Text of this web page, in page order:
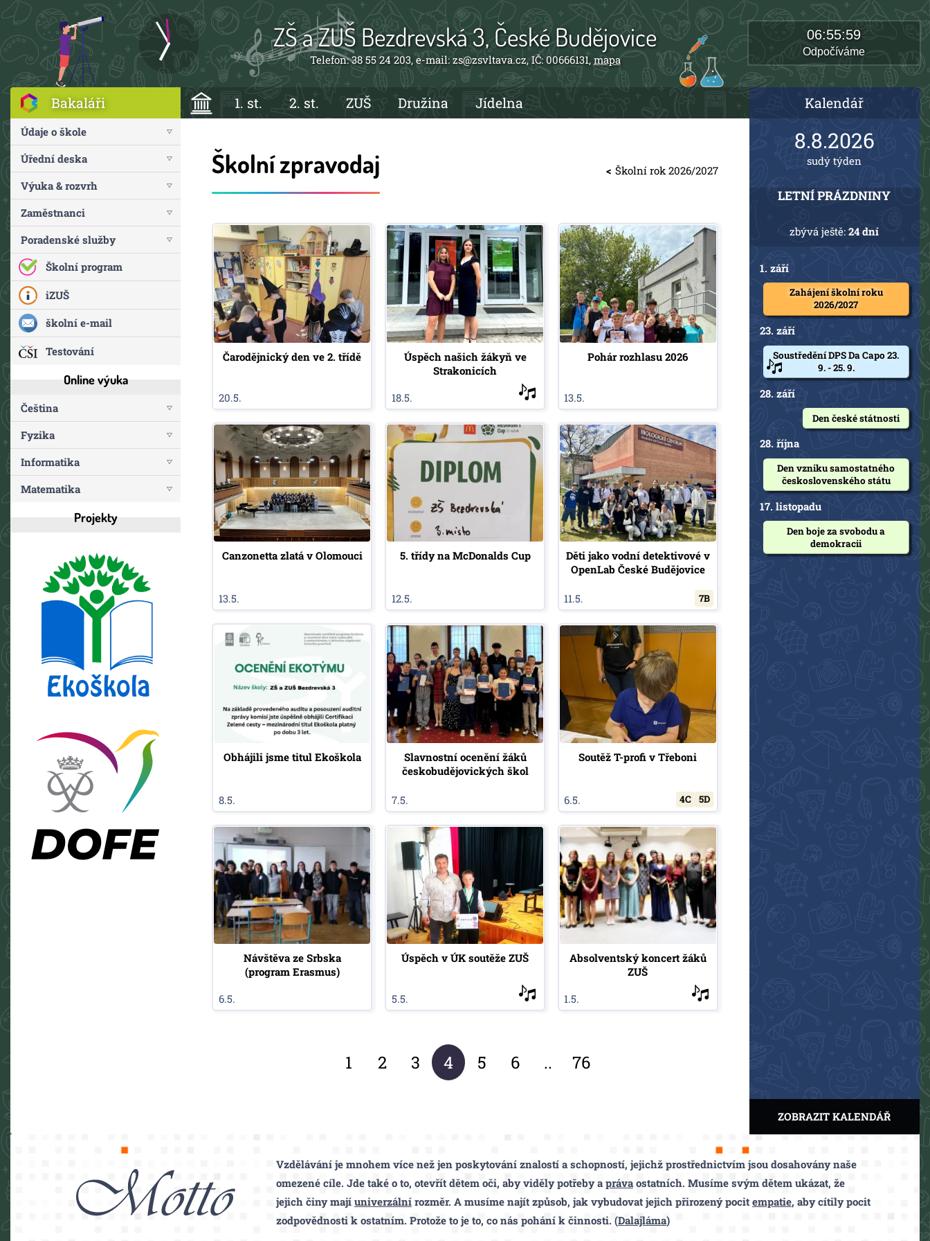
ZŠ a ZUŠ Bezdrevská 3, České Budějovice
Telefon: 38 55 24 203, e-mail: zs@zsvltava.cz, IČ: 00666131, mapa
06:56:00
Odpočíváme
Bakaláři 1. st. 2. st. ZUŠ Družina Jídelna Kalendář
Údaje o škole
Úřední deska
Výuka & rozvrh
Zaměstnanci
Poradenské služby
Školní program
iZUŠ
školní e-mail
Testování
Online výuka
Čeština
Fyzika
Informatika
Matematika
Projekty
Školní zpravodaj < Školní rok 2026/2027
Čarodějnický den ve 2. třídě
20.5.
Úspěch našich žákyň ve
Strakonicích
18.5.
Pohár rozhlasu 2026
13.5.
Canzonetta zlatá v Olomouci
13.5.
5. třídy na McDonalds Cup
12.5.
Děti jako vodní detektivové v
OpenLab České Budějovice
11.5. 7B
Obhájili jsme titul Ekoškola
8.5.
Slavnostní ocenění žáků
českobudějovických škol
7.5.
Soutěž T-profi v Třeboni
6.5. 4C 5D
Návštěva ze Srbska
(program Erasmus)
6.5.
Úspěch v ÚK soutěže ZUŠ
5.5.
Absolventský koncert žáků
ZUŠ
1.5.
1 2 3 4 5 6 .. 76
8.8.2026
sudý týden
LETNÍ PRÁZDNINY
zbývá ještě:24 dní
1. září
Zahájení školní roku
2026/2027
23. září
Soustředění DPS Da Capo 23.
9. - 25. 9.
28. září
Den české státnosti
28. října
Den vzniku samostatného
československého státu
17. listopadu
Den boje za svobodu a
demokracii
ZOBRAZIT KALENDÁŘ
Vzdělávání je mnohem více než jen poskytování znalostí a schopností, jejichž prostřednictvím jsou dosahovány naše
omezené cíle. Jde také o to, otevřít dětem oči, aby viděly potřeby a právaostatních. Musíme svým dětem ukázat, že
jejich činy mají univerzálnírozměr. A musíme najít způsob, jak vybudovat jejich přirozený pocit empatie, aby cítily pocit
zodpovědnosti k ostatním. Protože to je to, co nás pohání k činnosti. (Dalajláma)